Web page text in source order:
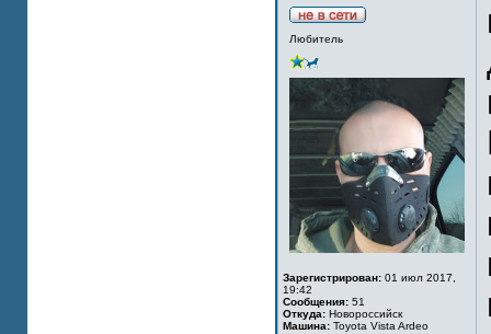
Любитель
Зарегистрирован: 01 июл 2017,
19:42
Сообщения: 51
Откуда: Новороссийск
Машина: Toyota Vista Ardeo